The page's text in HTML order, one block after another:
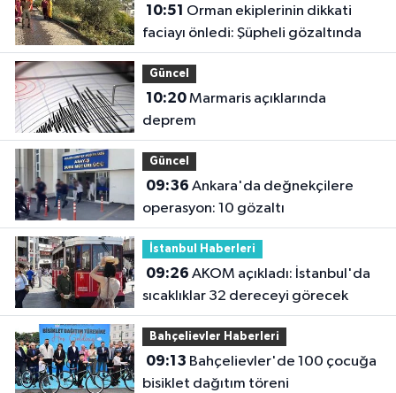
10:51
faciayı önledi: Şüpheli gözaltında
Güncel
10:20Marmaris açıklarında
deprem
Güncel
09:36
operasyon: 10 gözaltı
İstanbul Haberleri
09:26
sıcaklıklar 32 dereceyi görecek
Bahçelievler Haberleri
09:13
bisiklet dağıtım töreni